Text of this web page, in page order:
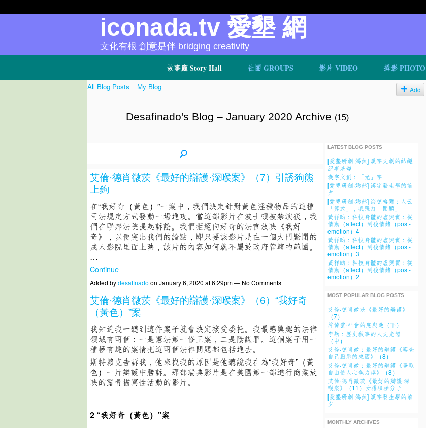
故事廳 Story Hall 社團 GROUPS 影片 VIDEO 攝影 PHOTO
iconada.tv 愛墾 網
文化有根 創意是伴 bridging creativity
All Blog Posts My Blog Add
Desafinado's Blog – January 2020 Archive (15)
艾倫·德肖微茨《最好的辯護·深喉案》（7）引誘狗熊
上鉤
在“我好奇（黃色）”一案中，我們決定針對黃色淫穢物品的這種
司法規定方式發動一場進攻。當這部影片在波士頓被禁演後，我
們在聯邦法院提起訴訟。我們拒絕向好奇的法官放映《我好
奇》，以便突出我們的論點，即只要該影片是在一個大門緊閉的
成人影院里面上映，該片的內容如何就不屬於政府管轄的範圍。
…
Continue
Added bydesafinado on January 6, 2020 at 6:29pm — No Comments
艾倫·德肖微茨《最好的辯護·深喉案》（6）“我好奇
（黃色）”案
我知道我一聽到這件案子就會決定接受委托。我最感興趣的法律
領域有兩個：一是憲法第一修正案，二是陰謀罪。這個案子用一
種極有趣的案情把這兩個法律問題都包括進去。
斯特賴克告訴我，他來找我的原因是他聽說我在為“我好奇”（黃
色）一片辯護中勝訴。那部瑞典影片是在美國第一部進行商業放
映的露骨描寫性活動的影片。
2 “我好奇（黃色） ”案
LATEST BLOG POSTS
[愛墾研創·嫣然] 漢字文創的結繩
紀事基礎
漢字文創：「尤」字
[愛墾研創·嫣然] 漢字發生學的前
夕
[愛墾研創·嫣然] 海德格爾：人云
「算式」，我强打「開顯」
黃祥昀：科技身體的虛與實：從
情動（affect）到後情緒（post-
emotion）4
黃祥昀：科技身體的虛與實：從
情動（affect）到後情緒（post-
emotion）3
黃祥昀：科技身體的虛與實：從
情動（affect）到後情緒（post-
emotion）2
MOST POPULAR BLOG POSTS
艾倫·德肖微茨《最好的辯護》
（7）
許倬雲·社會的底與邊（下）
李劼：歷史敘事的人文光譜
（中）
艾倫·德肖微：最好的辯護《審查
自己厭悪的東西》（8）
艾倫·德肖微：最好的辯護《爭取
自由使人心焦力瘁》（8）
艾倫·德肖微茨《最好的辯護·深
喉案》（11）女權積極分子
[愛墾研創·嫣然] 漢字發生學的前
夕
MONTHLY ARCHIVES